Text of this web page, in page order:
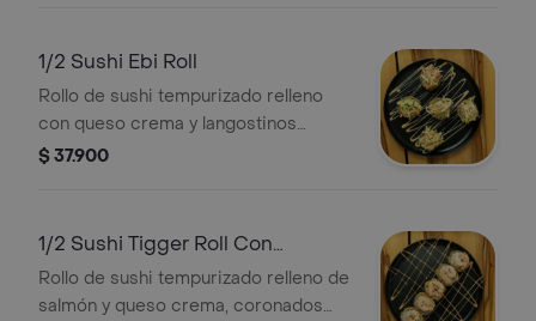
1/2 Sushi Ebi Roll
Rollo de sushi tempurizado relleno
con queso crema y langostinos
apanados, coronado con una
polvo andino
$ 37.900
1/2 Sushi Tigger Roll Con
Camarón
Rollo de sushi tempurizado relleno de
salmón y queso crema, coronados